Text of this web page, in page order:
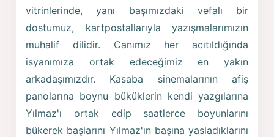
vitrinlerinde, yanı başımızdaki vefalı bir
dostumuz, kartpostallarıyla yazışmalarımızın
muhalif dilidir. Canımız her acıtıldığında
isyanımıza ortak edeceğimiz en yakın
arkadaşımızdır. Kasaba sinemalarının afiş
panolarına boynu büküklerin kendi yazgılarına
Yılmaz'ı ortak edip saatlerce boyunlarını
bükerek başlarını Yılmaz'ın başına yasladıklarını